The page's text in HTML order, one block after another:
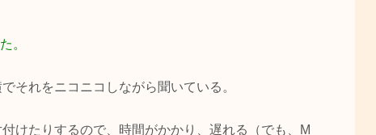
。
それをニコニコしながら聞いている。
けたりするので、時間がかかり、遅れる（でも、M